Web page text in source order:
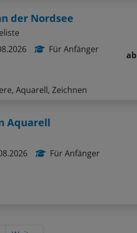
der Nordsee
Für Anfänger
Aquarell, Zeichnen
ab
Aquarell
Für Anfänger